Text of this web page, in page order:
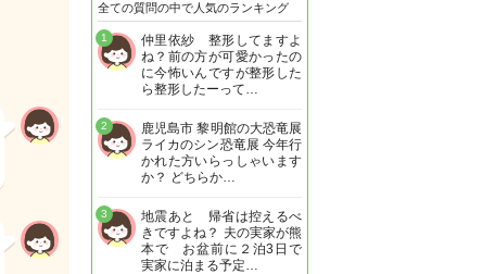
全ての質問の中で人気のランキング
仲里依紗 整形してますよ
ね？前の方が可愛かったの
に今怖いんですが整形した
ら整形したーって…
1
鹿児島市 黎明館の大恐竜展
ライカのシン恐竜展 今年行
かれた方いらっしゃいます
か？ どちらか…
2
地震あと 帰省は控えるべ
きですよね？ 夫の実家が熊
本で お盆前に２泊3日で
実家に泊まる予定…
3